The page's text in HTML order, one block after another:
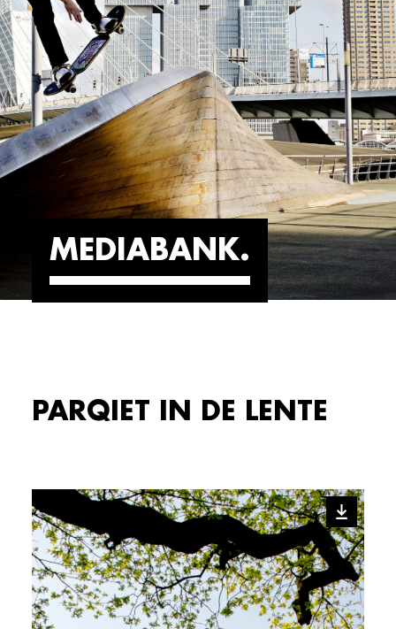
MEDIABANK
PARQIET IN DE LENTE